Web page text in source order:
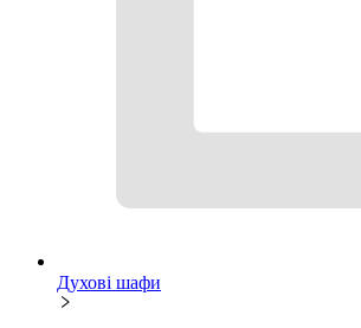
Духові шафи